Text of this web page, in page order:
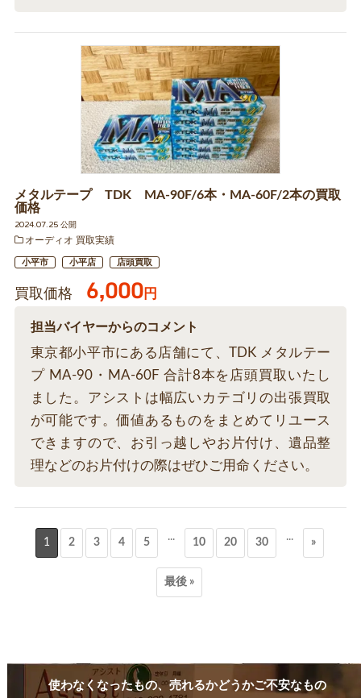
メタルテープ TDK MA-90F/6本・MA-60F/2本の買取
価格
2024.07.25 公開
オーディオ 買取実績
小平市 小平店 店頭買取
買取価格 6,000円
担当バイヤーからのコメント
東京都小平市にある店舗にて、TDK メタルテー
プ MA-90・MA-60F 合計8本を店頭買取いたし
ました。アシストは幅広いカテゴリの出張買取
が可能です。価値あるものをまとめてリユース
できますので、お引っ越しやお片付け、遺品整
理などのお片付けの際はぜひご用命ください。
1 2 3 4 5 ... 10 20 30 ... »
最後 »
使わなくなったもの、売れるかどうかご不安なもの